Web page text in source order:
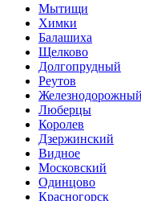
Мытищи
Химки
Балашиха
Щелково
Долгопрудный
Реутов
Железнодорожный
Люберцы
Королев
Дзержинский
Видное
Московский
Одинцово
Красногорск